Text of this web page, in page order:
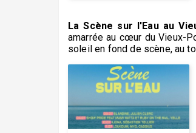
La Scène sur l'Eau au
amarrée au cœur du Vieux-
soleil en fond de scène, au